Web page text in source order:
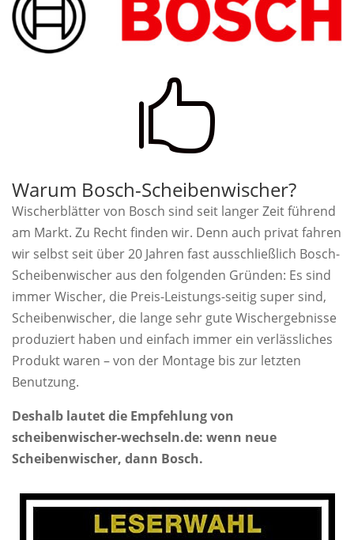

Warum Bosch-Scheibenwischer?
Wischerblätter von Bosch sind seit langer Zeit führend
am Markt. Zu Recht finden wir. Denn auch privat fahren
wir selbst seit über 20 Jahren fast ausschließlich Bosch-
Scheibenwischer aus den folgenden Gründen: Es sind
immer Wischer, die Preis-Leistungs-seitig super sind,
Scheibenwischer, die lange sehr gute Wischergebnisse
produziert haben und einfach immer ein verlässliches
Produkt waren – von der Montage bis zur letzten
Benutzung.
Deshalb lautet die Empfehlung von
scheibenwischer-wechseln.de: wenn neue
Scheibenwischer, dann Bosch.